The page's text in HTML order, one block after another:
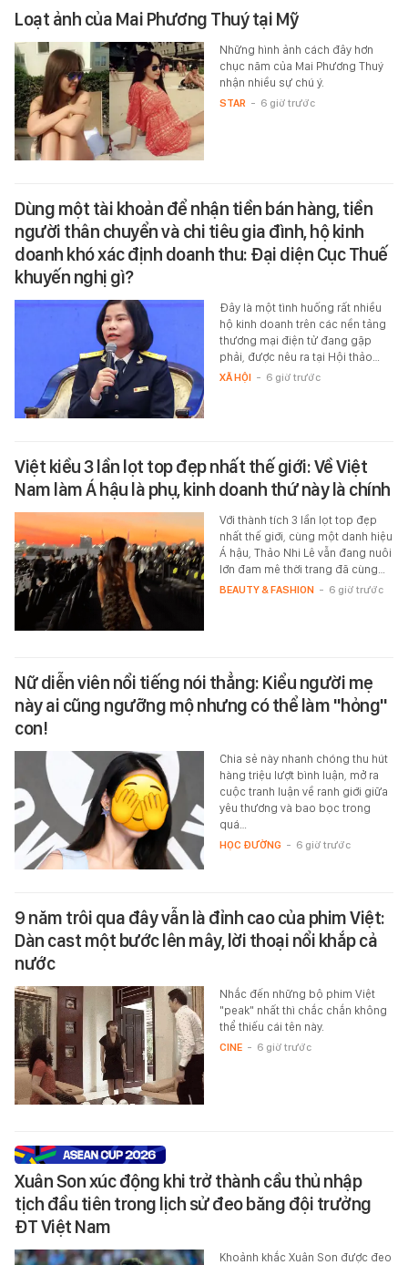
Loạt ảnh của Mai Phương Thuý tại Mỹ
Những hình ảnh cách đây hơn
chục năm của Mai Phương Thuý
nhận nhiều sự chú ý.
STAR - 6 giờ trước
Dùng một tài khoản để nhận tiền bán hàng, tiền
người thân chuyển và chi tiêu gia đình, hộ kinh
doanh khó xác định doanh thu: Đại diện Cục Thuế
khuyến nghị gì?
Đây là một tình huống rất nhiều
hộ kinh doanh trên các nền tảng
thương mại điện tử đang gặp
phải, được nêu ra tại Hội thảo…
XÃ HỘI - 6 giờ trước
Việt kiều 3 lần lọt top đẹp nhất thế giới: Về Việt
Nam làm Á hậu là phụ, kinh doanh thứ này là chính
Với thành tích 3 lần lọt top đẹp
nhất thế giới, cùng một danh hiệu
Á hậu, Thảo Nhi Lê vẫn đang nuôi
lớn đam mê thời trang đã cùng…
BEAUTY & FASHION - 6 giờ trước
Nữ diễn viên nổi tiếng nói thẳng: Kiểu người mẹ
này ai cũng ngưỡng mộ nhưng có thể làm "hỏng"
con!
Chia sẻ này nhanh chóng thu hút
hàng triệu lượt bình luận, mở ra
cuộc tranh luận về ranh giới giữa
yêu thương và bao bọc trong
quá…
HỌC ĐƯỜNG - 6 giờ trước
9 năm trôi qua đây vẫn là đỉnh cao của phim Việt:
Dàn cast một bước lên mây, lời thoại nổi khắp cả
nước
Nhắc đến những bộ phim Việt
"peak" nhất thì chắc chắn không
thể thiếu cái tên này.
CINE - 6 giờ trước
Xuân Son xúc động khi trở thành cầu thủ nhập
tịch đầu tiên trong lịch sử đeo băng đội trưởng
ĐT Việt Nam
Khoảnh khắc Xuân Son được đeo